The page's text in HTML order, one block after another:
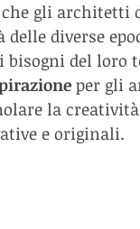
gli architetti
delle diverse
bisogni del loro
per gli
la creatività
e originali.